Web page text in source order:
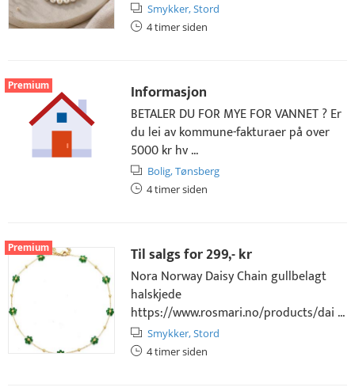
Smykker,Stord
4 timer siden
Premium Informasjon
BETALER DU FOR MYE FOR VANNET ? Er
du lei av kommune-fakturaer på over
5000 kr hv ...
Bolig,Tønsberg
4 timer siden
Premium Til salgs for299,- kr
Nora Norway Daisy Chain gullbelagt
halskjede
https://www.rosmari.no/products/dai ...
Smykker,Stord
4 timer siden